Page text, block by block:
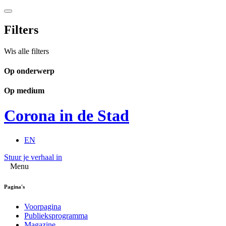
Filters
Wis alle filters
Op onderwerp
Op medium
Corona in de Stad
EN
Stuur je verhaal in
Menu
Pagina's
Voorpagina
Publieksprogramma